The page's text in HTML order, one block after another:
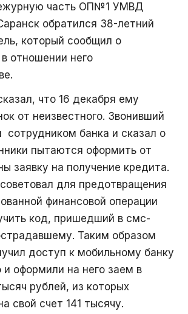
часть ОП№1 УМВД
обратился 38-летний
который сообщил о
отношении него
что 16 декабря ему
от неизвестного. Звонивший
сотрудником банка и сказал о
пытаются оформить от
заявку на получение кредита.
для предотвращения
финансовой операции
код, пришедший в смс-
Таким образом
доступ к мобильному банку
и оформили на него заем в
рублей, из которых
свой счет 141 тысячу.